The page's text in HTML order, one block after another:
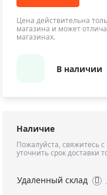
Измерители
среды
Теодолиты
Прочее
Цена действительна
магазина и может
магазинах.
В наличии
Наличие
Пожалуйста, свяжитесь
уточнить срок доставки
Удаленный склад